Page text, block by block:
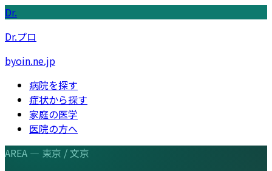
Dr.
Dr.プロ
byoin.ne.jp
病院を探す
症状から探す
家庭の医学
医院の方へ
AREA — 東京 /文京